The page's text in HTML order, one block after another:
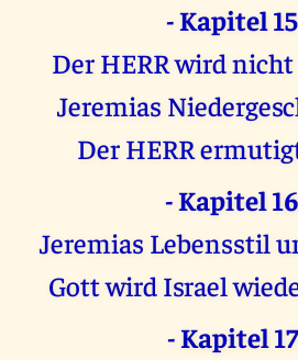
- Kapitel
Der HERR wird
Jeremias
Der HERR
- Kapitel
Jeremias Lebensstil
Gott wird Israel
- Kapitel